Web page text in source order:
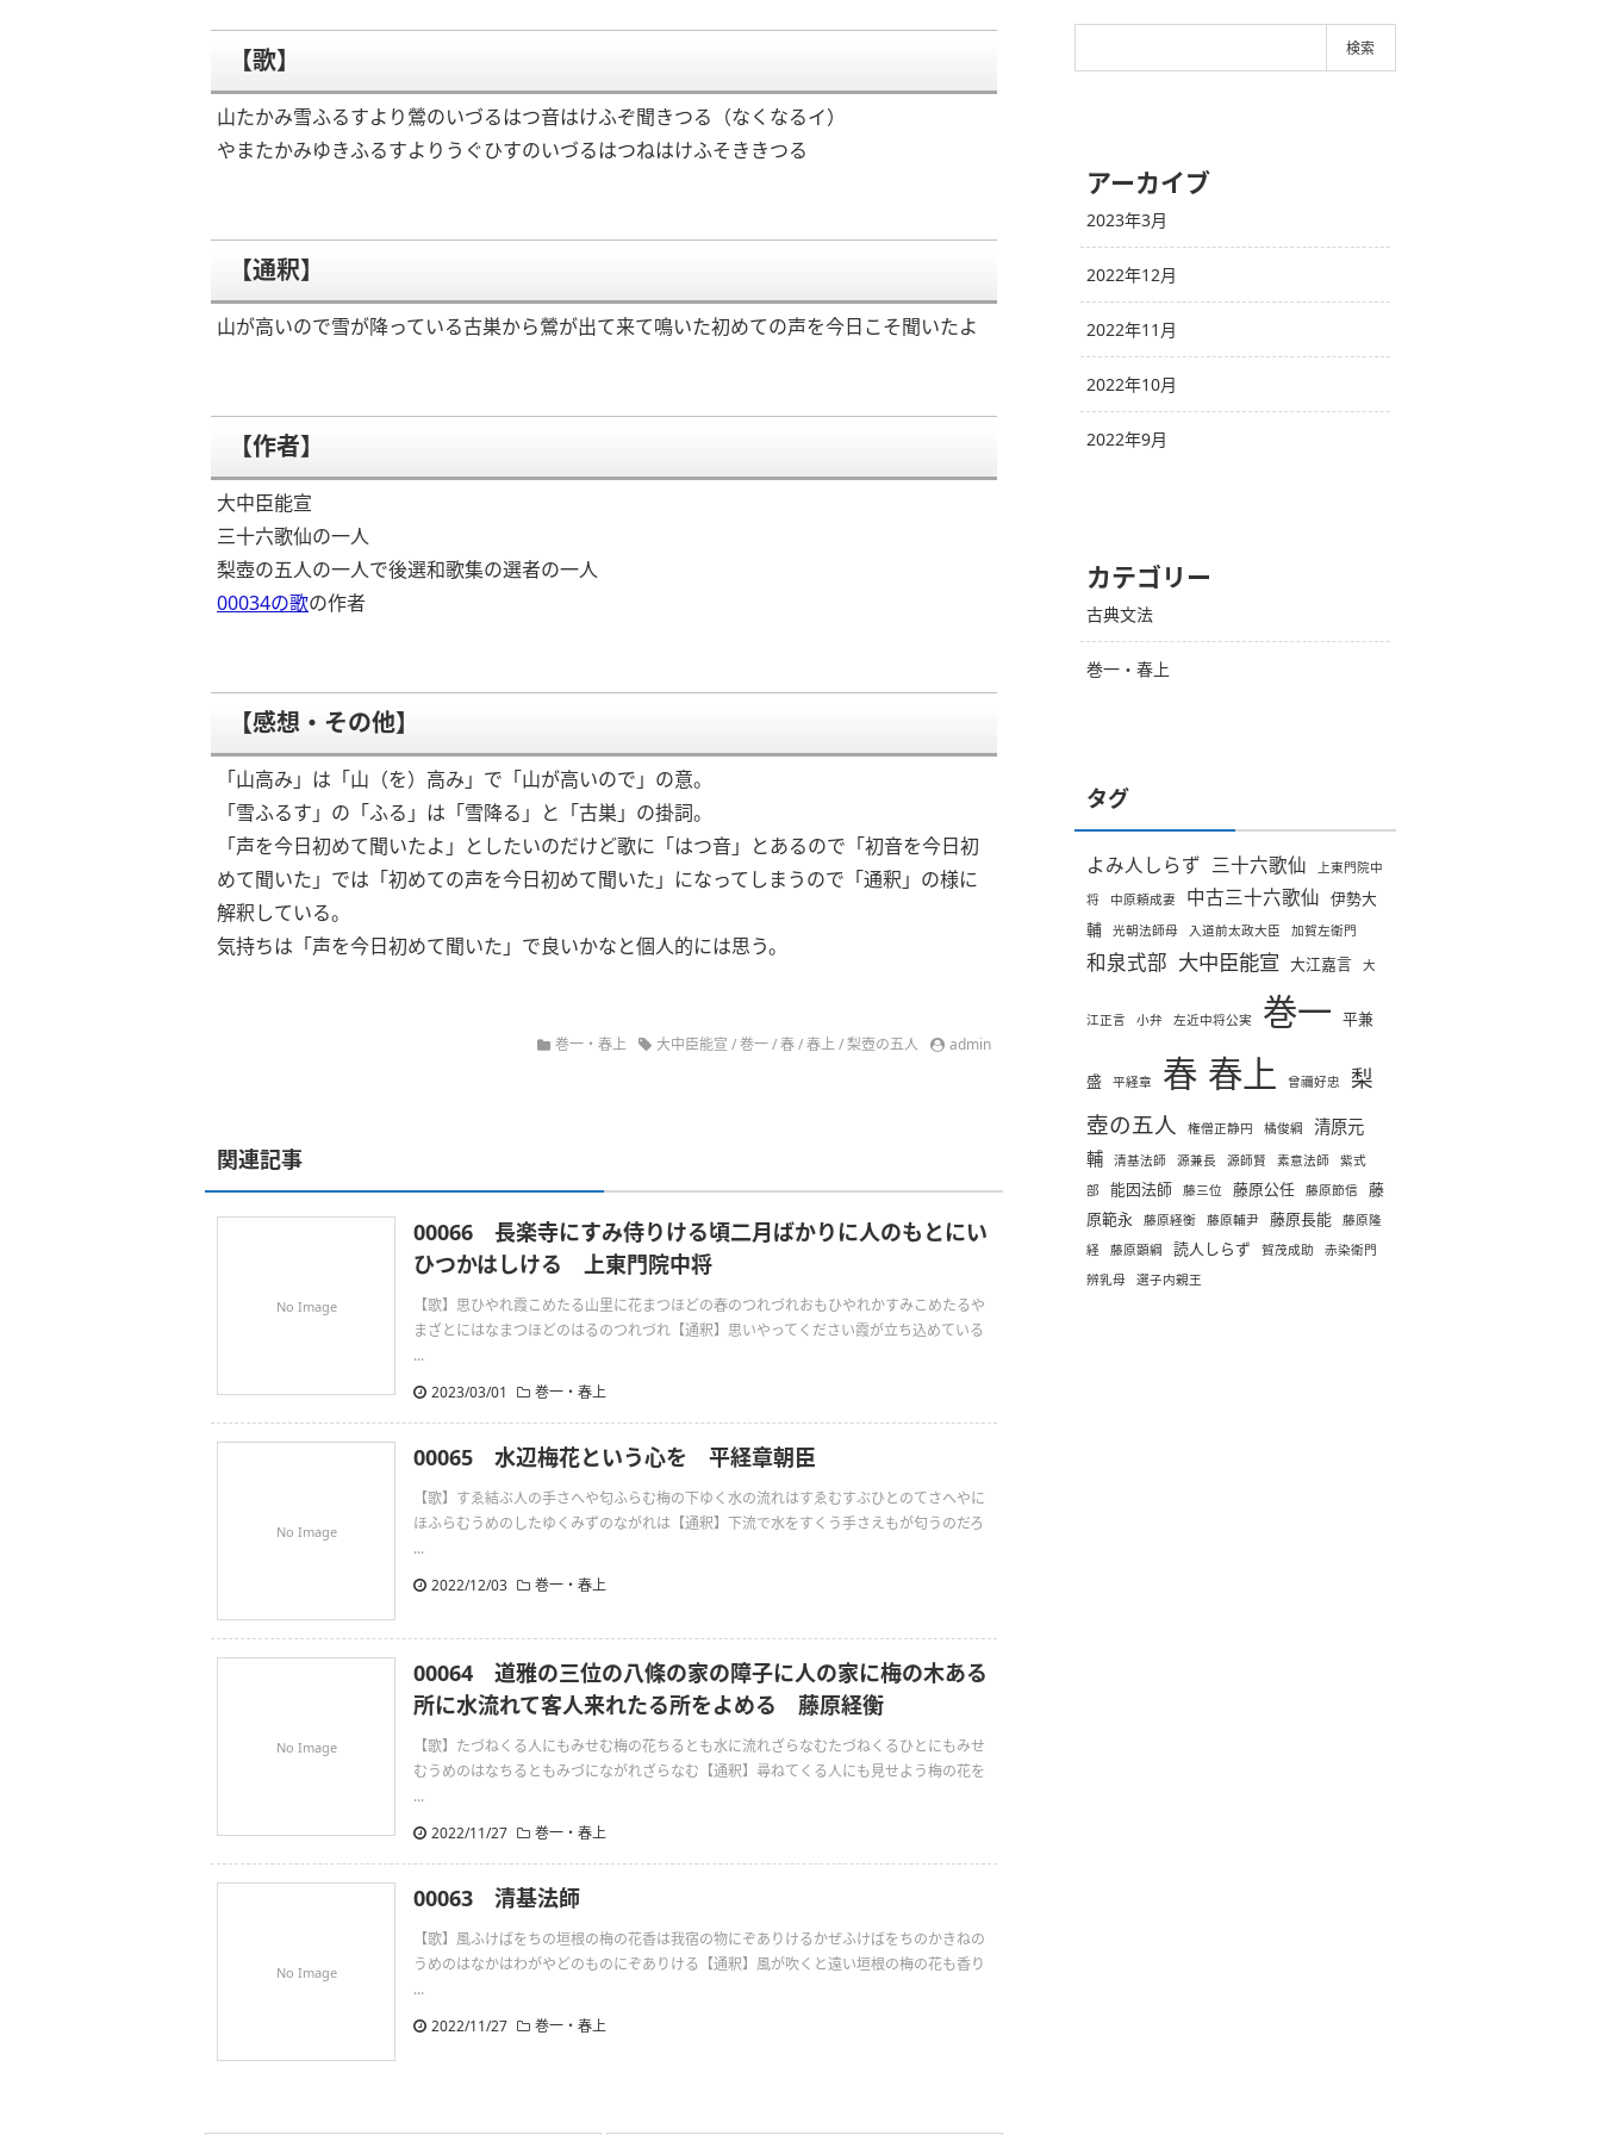
【歌】
山たかみ雪ふるすより鶯のいづるはつ音はけふぞ聞きつる（なくなるイ）
やまたかみゆきふるすよりうぐひすのいづるはつねはけふそききつる
【通釈】
山が高いので雪が降っている古巣から鶯が出て来て鳴いた初めての声を今日こそ聞いたよ
【作者】
大中臣能宣
三十六歌仙の一人
梨壺の五人の一人で後選和歌集の選者の一人
00034の歌の作者
【感想・その他】
「山高み」は「山（を）高み」で「山が高いので」の意。
「雪ふるす」の「ふる」は「雪降る」と「古巣」の掛詞。
「声を今日初めて聞いたよ」としたいのだけど歌に「はつ音」とあるので「初音を今日初
めて聞いた」では「初めての声を今日初めて聞いた」になってしまうので「通釈」の様に
解釈している。
気持ちは「声を今日初めて聞いた」で良いかなと個人的には思う。
巻一・春上 大中臣能宣 /巻一/春/春上/梨壺の五人 admin
関連記事
No Image
00066 長楽寺にすみ侍りける頃二月ばかりに人のもとにい
ひつかはしける 上東門院中将
【歌】思ひやれ霞こめたる山里に花まつほどの春のつれづれおもひやれかすみこめたるや
まざとにはなまつほどのはるのつれづれ【通釈】思いやってください霞が立ち込めている
...
2023/03/01
巻一・春上
No Image
00065 水辺梅花という心を 平経章朝臣
【歌】すゑ結ぶ人の手さへや匂ふらむ梅の下ゆく水の流れはすゑむすぶひとのてさへやに
ほふらむうめのしたゆくみずのながれは【通釈】下流で水をすくう手さえもが匂うのだろ
...
2022/12/03
巻一・春上
No Image
00064 道雅の三位の八條の家の障子に人の家に梅の木ある
所に水流れて客人来れたる所をよめる 藤原経衡
【歌】たづねくる人にもみせむ梅の花ちるとも水に流れざらなむたづねくるひとにもみせ
むうめのはなちるともみづにながれざらなむ【通釈】尋ねてくる人にも見せよう梅の花を
...
2022/11/27
巻一・春上
No Image
00063 清基法師
【歌】風ふけばをちの垣根の梅の花香は我宿の物にぞありけるかぜふけばをちのかきねの
うめのはなかはわがやどのものにぞありける【通釈】風が吹くと遠い垣根の梅の花も香り
...
2022/11/27
巻一・春上
アーカイブ
2023年3月
2022年12月
2022年11月
2022年10月
2022年9月
カテゴリー
古典文法
巻一・春上
タグ
よみ人しらず 三十六歌仙
上東門院中
将
中原頼成妻 中古三十六歌仙 伊勢大
輔
光朝法師母 入道前太政大臣 加賀左衛門
和泉式部 大中臣能宣 大江嘉言 大
江正言 小弁 左近中将公実 巻一 平兼
盛 平経章 春 春上 曾禰好忠
梨
壺の五人
権僧正静円 橘俊綱
清原元
輔
清基法師 源兼長 源師賢 素意法師
紫式
部
能因法師 藤三位 藤原公任 藤原節信
藤
原範永
藤原経衡 藤原輔尹 藤原長能
藤原隆
経
藤原顕綱 読人しらず 賀茂成助
赤染衛門
辨乳母
選子内親王